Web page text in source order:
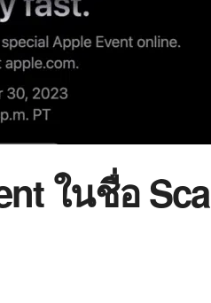
ในชื่อ